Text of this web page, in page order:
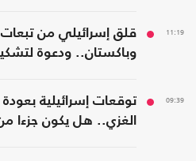
11:19
قلق إسرائيلي من تبعات
وباكستان.. ودعوة
09:39
توقعات إسرائيلية
الغزي.. هل يكون جزءا